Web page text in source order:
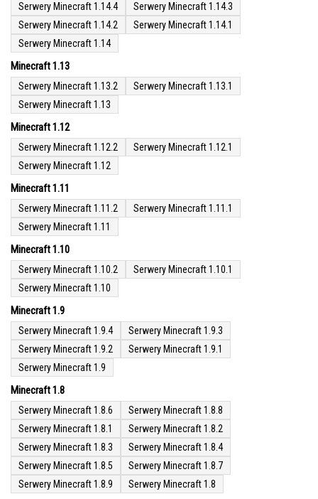
Serwery Minecraft 1.14.4
Serwery Minecraft 1.14.3
Serwery Minecraft 1.14.2
Serwery Minecraft 1.14.1
Serwery Minecraft 1.14
Minecraft 1.13
Serwery Minecraft 1.13.2
Serwery Minecraft 1.13.1
Serwery Minecraft 1.13
Minecraft 1.12
Serwery Minecraft 1.12.2
Serwery Minecraft 1.12.1
Serwery Minecraft 1.12
Minecraft 1.11
Serwery Minecraft 1.11.2
Serwery Minecraft 1.11.1
Serwery Minecraft 1.11
Minecraft 1.10
Serwery Minecraft 1.10.2
Serwery Minecraft 1.10.1
Serwery Minecraft 1.10
Minecraft 1.9
Serwery Minecraft 1.9.4
Serwery Minecraft 1.9.3
Serwery Minecraft 1.9.2
Serwery Minecraft 1.9.1
Serwery Minecraft 1.9
Minecraft 1.8
Serwery Minecraft 1.8.6
Serwery Minecraft 1.8.8
Serwery Minecraft 1.8.1
Serwery Minecraft 1.8.2
Serwery Minecraft 1.8.3
Serwery Minecraft 1.8.4
Serwery Minecraft 1.8.5
Serwery Minecraft 1.8.7
Serwery Minecraft 1.8.9
Serwery Minecraft 1.8